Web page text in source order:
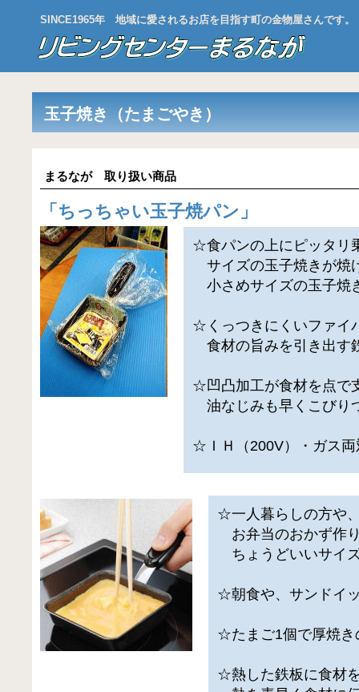
SINCE1965年 地域に愛されるお店を目指す町の金物屋さんです。
玉子焼き（たまごやき）
まるなが 取り扱い商品
「 ちっちゃい玉子焼パン 」
☆食パンの上にピッタリ
サイズの玉子焼きが焼
小さめサイズの玉子焼
☆くっつきにくいファイ
食材の旨みを引き出す
☆凹凸加工が食材を点で
油なじみも早くこびり
☆ＩＨ（200V）・ガス両
☆一人暮らしの方や
お弁当のおかず作
ちょうどいいサイ
☆朝食や、サンドイ
☆たまご1個で厚焼き
☆熱した鉄板に食材